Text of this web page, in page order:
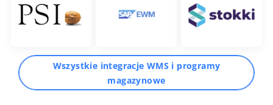
Wszystkie integracje WMS i programy
magazynowe